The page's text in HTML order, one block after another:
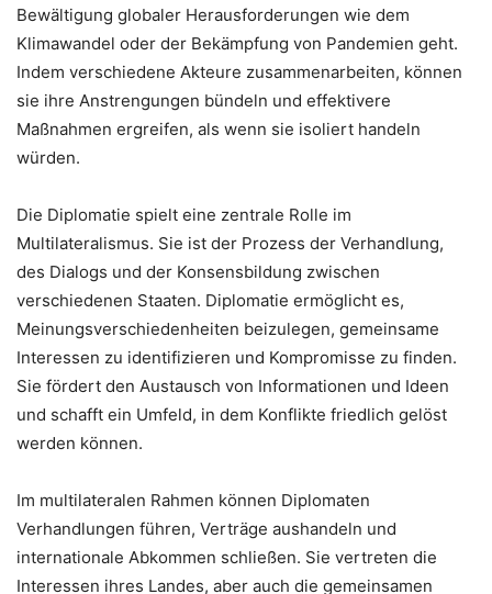
Bewältigung globaler Herausforderungen wie dem
Klimawandel oder der Bekämpfung von Pandemien geht.
Indem verschiedene Akteure zusammenarbeiten, können
sie ihre Anstrengungen bündeln und effektivere
Maßnahmen ergreifen, als wenn sie isoliert handeln
würden.
Die Diplomatie spielt eine zentrale Rolle im
Multilateralismus. Sie ist der Prozess der Verhandlung,
des Dialogs und der Konsensbildung zwischen
verschiedenen Staaten. Diplomatie ermöglicht es,
Meinungsverschiedenheiten beizulegen, gemeinsame
Interessen zu identifizieren und Kompromisse zu finden.
Sie fördert den Austausch von Informationen und Ideen
und schafft ein Umfeld, in dem Konflikte friedlich gelöst
werden können.
Im multilateralen Rahmen können Diplomaten
Verhandlungen führen, Verträge aushandeln und
internationale Abkommen schließen. Sie vertreten die
Interessen ihres Landes, aber auch die gemeinsamen